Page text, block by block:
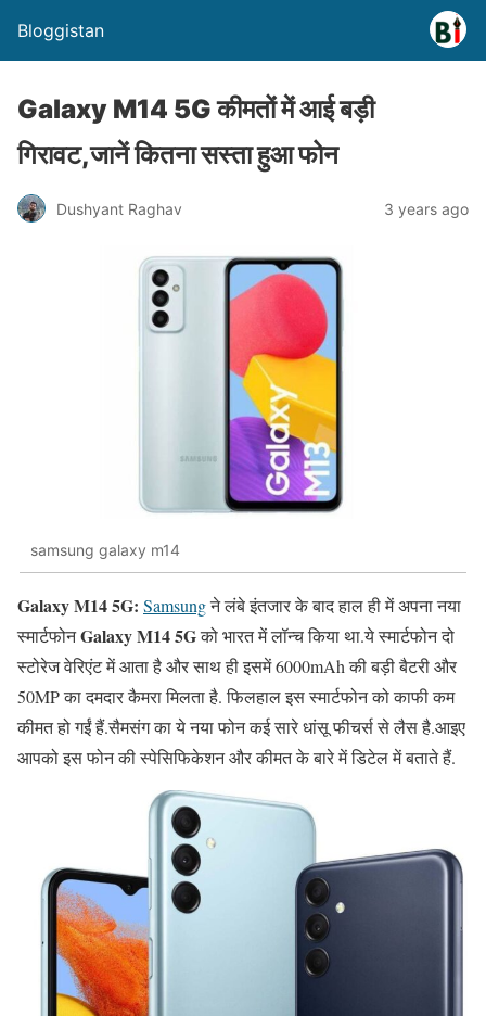
Bloggistan
Galaxy M14 5G कीमतों में आई बड़ी
गिरावट,जानें कितना सस्ता हुआ फोन
Dushyant Raghav 3 years ago
samsung galaxy m14
Galaxy M14 5G: Samsungने लंबे इंतजार के बाद हाल ही में अपना नया
स्मार्टफोनGalaxy M14 5Gको भारत में लॉन्च किया था.ये स्मार्टफोन दो
स्टोरेज वेरिएंट में आता है और साथ ही इसमें 6000mAh की बड़ी बैटरी और
50MP का दमदार कैमरा मिलता है. फिलहाल इस स्मार्टफोन को काफी कम
कीमत हो गईं हैं.सैमसंग का ये नया फोन कई सारे धांसू फीचर्स से लैस है.आइए
आपको इस फोन की स्पेसिफिकेशन और कीमत के बारे में डिटेल में बताते हैं.